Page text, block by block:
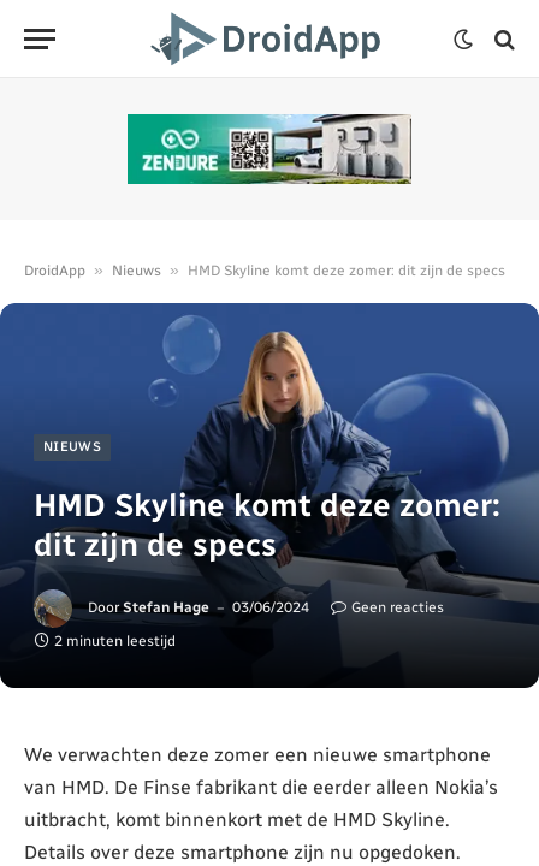
DroidApp » Nieuws » HMD Skyline komt deze zomer: dit zijn de specs
NIEUWS
HMD Skyline komt deze zomer:
dit zijn de specs
Door Stefan Hage 03/06/2024
Geen reacties
2 minuten leestijd
We verwachten deze zomer een nieuwe smartphone
van HMD. De Finse fabrikant die eerder alleen Nokia’s
uitbracht, komt binnenkort met de HMD Skyline.
Details over deze smartphone zijn nu opgedoken.